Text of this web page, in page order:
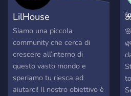
LilHouse
Siamo una piccola
community che cerca di
crescere all’interno di
questo vasto mondo e
speriamo tu riesca ad
aiutarci! Il nostro obiettivo è